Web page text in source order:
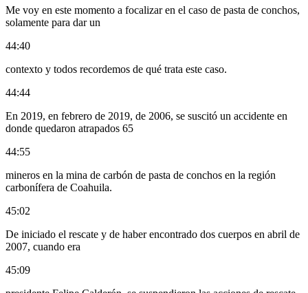
Me voy en este momento a focalizar en el caso de pasta de conchos,
solamente para dar un
44:40
contexto y todos recordemos de qué trata este caso.
44:44
En 2019, en febrero de 2019, de 2006, se suscitó un accidente en
donde quedaron atrapados 65
44:55
mineros en la mina de carbón de pasta de conchos en la región
carbonífera de Coahuila.
45:02
De iniciado el rescate y de haber encontrado dos cuerpos en abril de
2007, cuando era
45:09